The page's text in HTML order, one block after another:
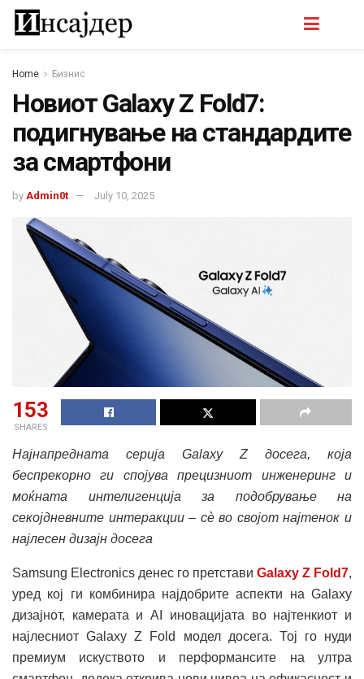
Home Бизнис
Новиот Galaxy Z Fold7:
подигнување на стандардите
за смартфони
by Admin0t July 10, 2025
153
SHARES
Најнапредната серија Galaxy Z досега, која
беспрекорно ги спојува прецизниот инженеринг и
моќната интелигенција за подобрување на
секојдневните интеракции – сè во својот најтенок и
најлесен дизајн досега
Samsung Electronics денес го претстави Galaxy Z Fold7,
уред кој ги комбинира најдобрите аспекти на Galaxy
дизајнот, камерата и AI иновацијата во најтенкиот и
најлесниот Galaxy Z Fold модел досега. Тој го нуди
премиум искуството и перформансите на ултра